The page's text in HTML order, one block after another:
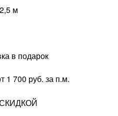
м
в подарок
1 700 руб. за п.м.